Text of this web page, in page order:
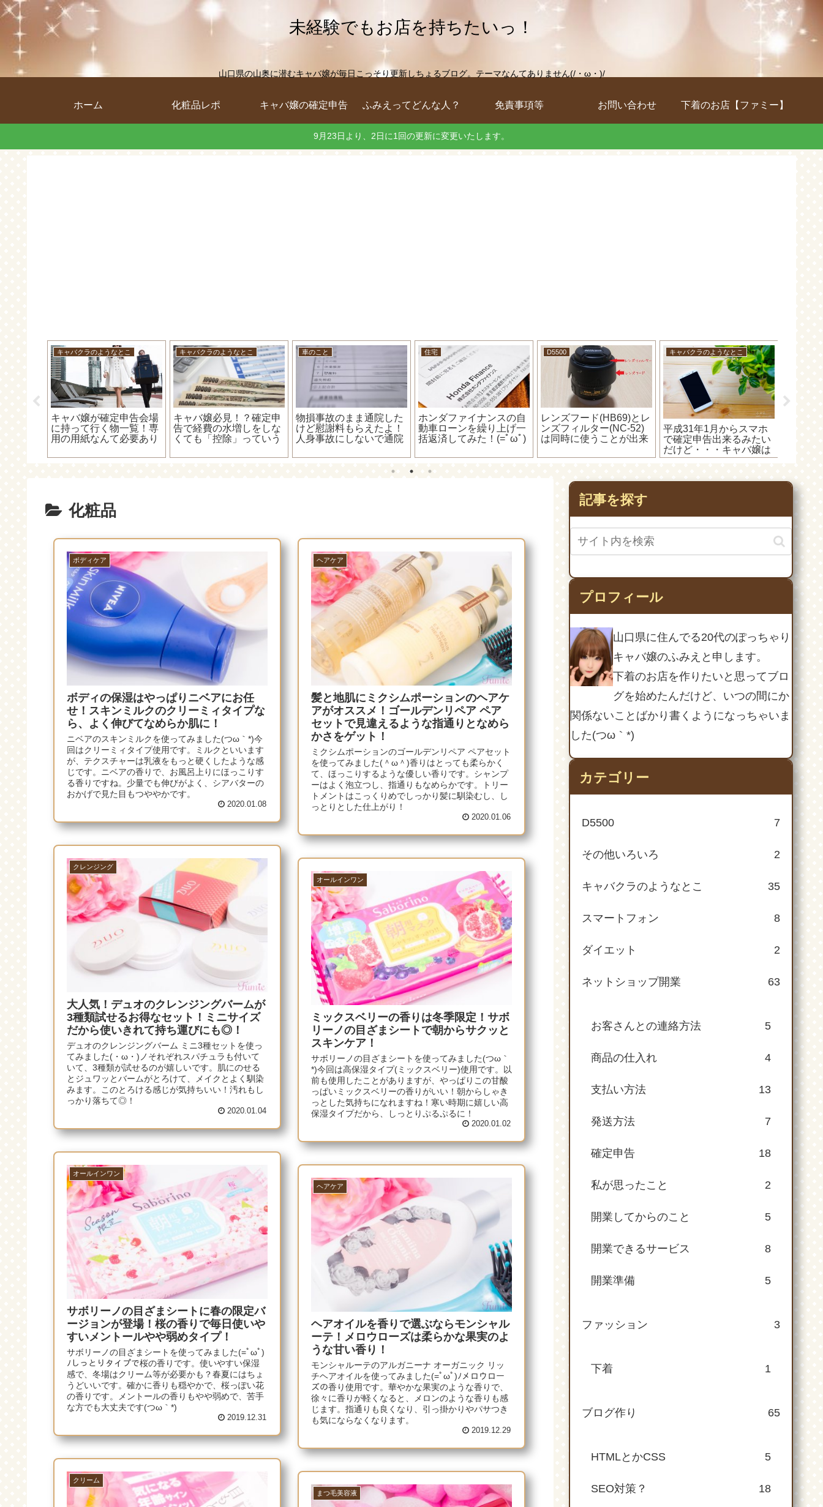
未経験でもお店を持ちたいっ！
山口県の山奥に潜むキャバ嬢が毎日こっそり更新しちょるブログ。テーマなんてありません(/・ω・)/
ホーム 化粧品レポ キャバ嬢の確定申告 ふみえってどんな人？ 免責事項等 お問い合わせ 下着のお店【ファミー】
9月23日より、2日に1回の更新に変更いたします。
D5500
D5500 18-55 VRII レンズ
キット（赤）をブログの
写真用に買ったから見た
キャバクラのようなとこ
やよいの白色申告オンラ
インを使ってみよう！
【⑤経費の入力（カー
った時の入力方法～
キャバクラのようなとこ
キャバ嬢の私でも「楽天
ゴールドカード」をキャ
ッシング枠付きで作るこ
だからって諦めないで！
キャバクラのようなとこ
ブログ休止のお知らせ。
と「持続化給付金」の事
車のこと
ホンダの純正カーナビ
(Gathers)にiPod touchを
直接繋いでアップルミュ
してみた(´っ･ω･)っ
車のこと
交通事故で病院に行く時
は、先に保険屋さんに連
絡してからじゃないと診
てもらえない(´・ω・`)
化粧品
ボディケア
ボディの保湿はやっぱりニベアにお任
せ！スキンミルクのクリーミィタイプな
ら、よく伸びてなめらか肌に！
ニベアのスキンミルクを使ってみました(つω｀*)今
回はクリーミィタイプ使用です。ミルクといいます
が、テクスチャーは乳液をもっと硬くしたような感
じです。ニベアの香りで、お風呂上りにほっこりす
る香りですね。少量でも伸びがよく、シアバターの
おかげで見た目もつややかです。
2020.01.08
ヘアケア
髪と地肌にミクシムポーションのヘアケ
アがオススメ！ゴールデンリペア ペア
セットで見違えるような指通りとなめら
かさをゲット！
ミクシムポーションのゴールデンリペア ペアセット
を使ってみました(＾ω＾)香りはとっても柔らかく
て、ほっこりするような優しい香りです。シャンプ
ーはよく泡立つし、指通りもなめらかです。トリー
トメントはこっくりめでしっかり髪に馴染むし、し
っとりとした仕上がり！
2020.01.06
クレンジング
大人気！デュオのクレンジングバームが
3種類試せるお得なセット！ミニサイズ
だから使いきれて持ち運びにも◎！
デュオのクレンジングバーム ミニ3種セットを使っ
てみました(・ω・)ノそれぞれスパチュラも付いて
いて、3種類が試せるのが嬉しいです。肌にのせる
とジュワッとバームがとろけて、メイクとよく馴染
みます。このとろける感じが気持ちいい！汚れもし
っかり落ちて◎！
2020.01.04
オールインワン
ミックスベリーの香りは冬季限定！サボ
リーノの目ざまシートで朝からサクッと
スキンケア！
サボリーノの目ざまシートを使ってみました(つω｀
*)今回は高保湿タイプ(ミックスベリー)使用です。以
前も使用したことがありますが、やっぱりこの甘酸
っぱいミックスベリーの香りがいい！朝からしゃき
っとした気持ちになれますね！寒い時期に嬉しい高
保湿タイプだから、しっとりぷるぷるに！
2020.01.02
オールインワン
サボリーノの目ざまシートに春の限定バ
ージョンが登場！桜の香りで毎日使いや
すいメントールやや弱めタイプ！
サボリーノの目ざまシートを使ってみました(=ﾟωﾟ)
ﾉしっとりタイプで桜の香りです。使いやすい保湿
感で、冬場はクリーム等が必要かも？春夏にはちょ
うどいいです。確かに香りも穏やかで、桜っぽい花
の香りです。メントールの香りもやや弱めで、苦手
な方でも大丈夫です(つω｀*)
2019.12.31
ヘアケア
ヘアオイルを香りで選ぶならモンシャル
ーテ！メロウローズは柔らかな果実のよ
うな甘い香り！
モンシャルーテのアルガニーナ オーガニック リッ
チヘアオイルを使ってみました(=ﾟωﾟ)ﾉメロウロー
ズの香り使用です。華やかな果実のような香りで、
徐々に香りが軽くなると、メロンのような香りも感
じます。指通りも良くなり、引っ掛かりやパサつき
も気にならなくなります。
2019.12.29
クリーム
まつ毛美容液
記事を探す
プロフィール
山口県に住んでる20代のぽっちゃり
キャバ嬢のふみえと申します。
下着のお店を作りたいと思ってブロ
グを始めたんだけど、いつの間にか
関係ないことばかり書くようになっちゃいま
した(つω｀*)
カテゴリー
D5500 7
その他いろいろ 2
キャバクラのようなとこ 35
スマートフォン 8
ダイエット 2
ネットショップ開業 63
お客さんとの連絡方法 5
商品の仕入れ 4
支払い方法 13
発送方法 7
確定申告 18
私が思ったこと 2
開業してからのこと 5
開業できるサービス 8
開業準備 5
ファッション 3
下着 1
ブログ作り 65
HTMLとかCSS 5
SEO対策？ 18